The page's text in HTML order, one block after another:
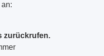
zurückrufen.